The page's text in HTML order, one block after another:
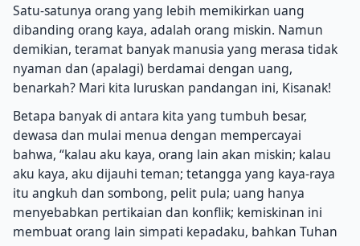
Satu-satunya orang yang lebih memikirkan uang
dibanding orang kaya, adalah orang miskin. Namun
demikian, teramat banyak manusia yang merasa tidak
nyaman dan (apalagi) berdamai dengan uang,
benarkah? Mari kita luruskan pandangan ini, Kisanak!
Betapa banyak di antara kita yang tumbuh besar,
dewasa dan mulai menua dengan mempercayai
bahwa, “kalau aku kaya, orang lain akan miskin; kalau
aku kaya, aku dijauhi teman; tetangga yang kaya-raya
itu angkuh dan sombong, pelit pula; uang hanya
menyebabkan pertikaian dan konflik; kemiskinan ini
membuat orang lain simpati kepadaku, bahkan Tuhan